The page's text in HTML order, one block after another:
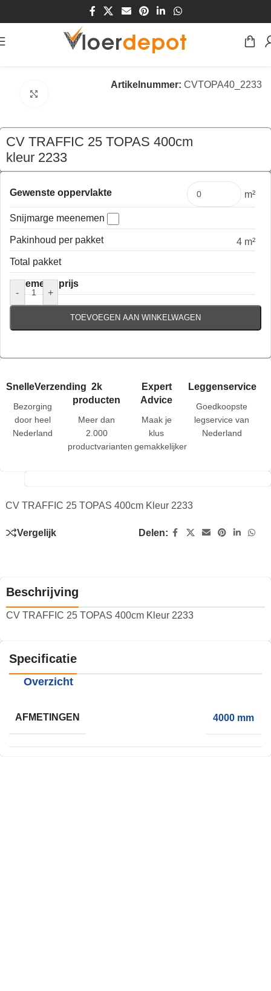
/Vloeren/Vinyl/cv vloerbedekking
Artikelnummer: CVTOPA40_2233
CV TRAFFIC 25 TOPAS 400cm
kleur 2233
€119,60 per mtr
Gewenste oppervlakte m²
Snijmarge meenemen
Pakinhoud per pakket
4 m²
Total pakket
Algemene prijs
-
+
TOEVOEGEN AAN WINKELWAGEN
SnelleVerzending
Bezorging
door heel
Nederland
2k
producten
Meer dan
2.000
productvarianten
Expert
Advice
Maak je
klus
gemakkelijker
Leggenservice
Goedkoopste
legservice van
Nederland
CV TRAFFIC 25 TOPAS 400cm Kleur 2233
Vergelijk Delen:
Beschrijving
CV TRAFFIC 25 TOPAS 400cm Kleur 2233
Specificatie
Overzicht
AFMETINGEN 4000 mm